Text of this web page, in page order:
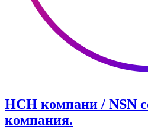
НСН компани / NSN
компания.